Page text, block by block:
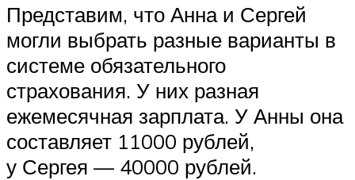
Представим, что Анна и Сергей
могли выбрать разные варианты в
системе обязательного
страхования. У них разная
ежемесячная зарплата. У Анны она
составляет 11000 рублей,
у Сергея — 40000 рублей.